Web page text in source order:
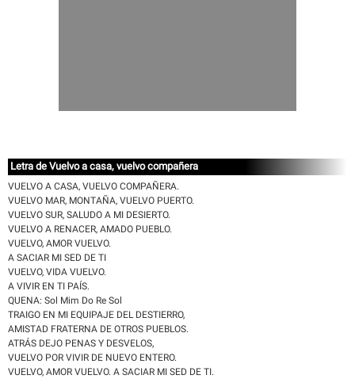
Letra de Vuelvo a casa, vuelvo compañera
VUELVO A CASA, VUELVO COMPAÑERA.
VUELVO MAR, MONTAÑA, VUELVO PUERTO.
VUELVO SUR, SALUDO A MI DESIERTO.
VUELVO A RENACER, AMADO PUEBLO.
VUELVO, AMOR VUELVO.
A SACIAR MI SED DE TI
VUELVO, VIDA VUELVO.
A VIVIR EN TI PAÍS.
QUENA: Sol Mim Do Re Sol
TRAIGO EN MI EQUIPAJE DEL DESTIERRO,
AMISTAD FRATERNA DE OTROS PUEBLOS.
ATRÁS DEJO PENAS Y DESVELOS,
VUELVO POR VIVIR DE NUEVO ENTERO.
VUELVO, AMOR VUELVO. A SACIAR MI SED DE TI.